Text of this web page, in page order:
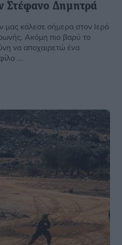
Στέφανο Δημητρά
μας κάλεσε σήμερα στον Ιερό
Ακόμη πιο βαρύ το
να αποχαιρετώ ένα
...